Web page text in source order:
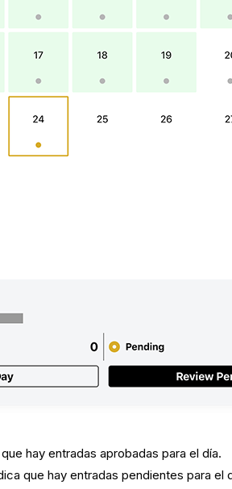
hay entradas aprobadas para el día.
que hay entradas pendientes para el